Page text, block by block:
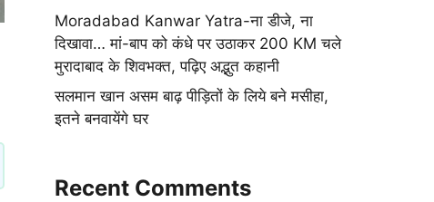
Moradabad Kanwar Yatra-ना डीजे, ना
दिखावा… मां-बाप को कंधे पर उठाकर 200 KM चले
मुरादाबाद के शिवभक्त, पढ़िए अद्भुत कहानी
सलमान खान असम बाढ़ पीड़ितों के लिये बने मसीहा,
इतने बनवायेंगे घर
Recent Comments